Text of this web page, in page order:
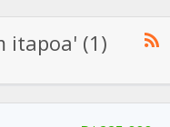
itapoa' (1)